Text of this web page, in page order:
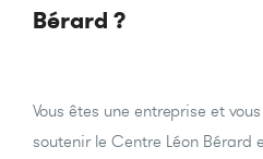
Bérard ?
Vous êtes une entreprise et
soutenir le Centre Léon Bérard